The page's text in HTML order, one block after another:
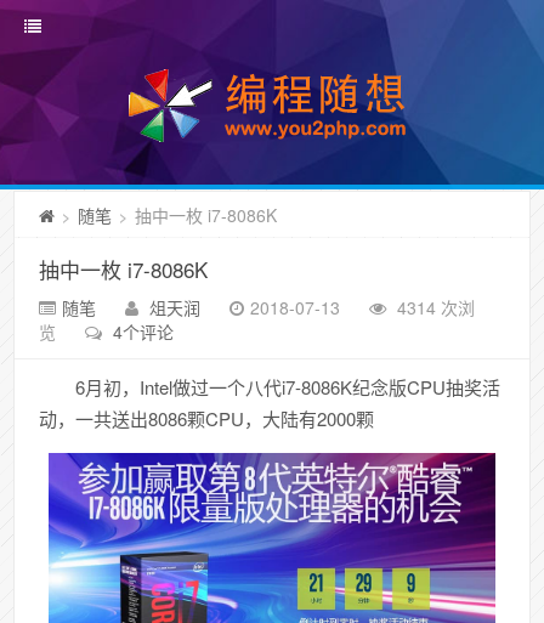
> 随笔 > 抽中一枚 i7-8086K
抽中一枚 i7-8086K
随笔 俎天润 2018-07-13
4314 次浏
览
4个评论
6月初，Intel做过一个八代i7-8086K纪念版CPU抽奖活
动，一共送出8086颗CPU，大陆有2000颗